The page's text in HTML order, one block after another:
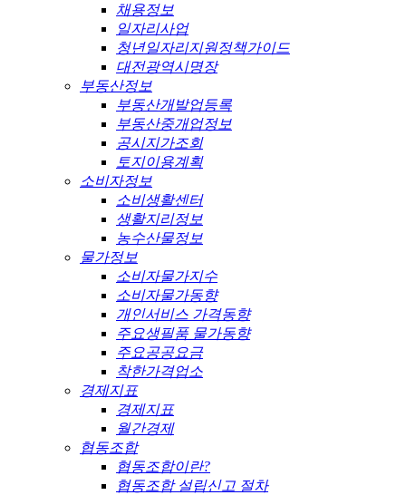
채용정보
일자리사업
청년일자리지원정책가이드
대전광역시명장
부동산정보
부동산개발업등록
부동산중개업정보
공시지가조회
토지이용계획
소비자정보
소비생활센터
생활지리정보
농수산물정보
물가정보
소비자물가지수
소비자물가동향
개인서비스 가격동향
주요생필품 물가동향
주요공공요금
착한가격업소
경제지표
경제지표
월간경제
협동조합
협동조합이란?
협동조합 설립신고 절차